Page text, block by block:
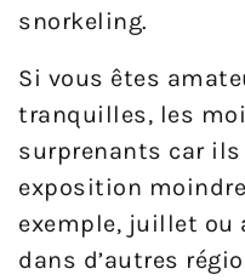
snorkeling.
Si vous êtes
tranquilles, les
surprenants car ils
exposition
exemple, juillet ou
dans d’autres